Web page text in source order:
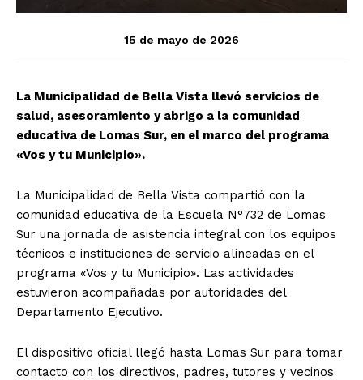
15 de mayo de 2026
La Municipalidad de Bella Vista llevó servicios de
salud, asesoramiento y abrigo a la comunidad
educativa de Lomas Sur, en el marco del programa
«Vos y tu Municipio».
La Municipalidad de Bella Vista compartió con la
comunidad educativa de la Escuela N°732 de Lomas
Sur una jornada de asistencia integral con los equipos
técnicos e instituciones de servicio alineadas en el
programa «Vos y tu Municipio». Las actividades
estuvieron acompañadas por autoridades del
Departamento Ejecutivo.
El dispositivo oficial llegó hasta Lomas Sur para tomar
contacto con los directivos, padres, tutores y vecinos